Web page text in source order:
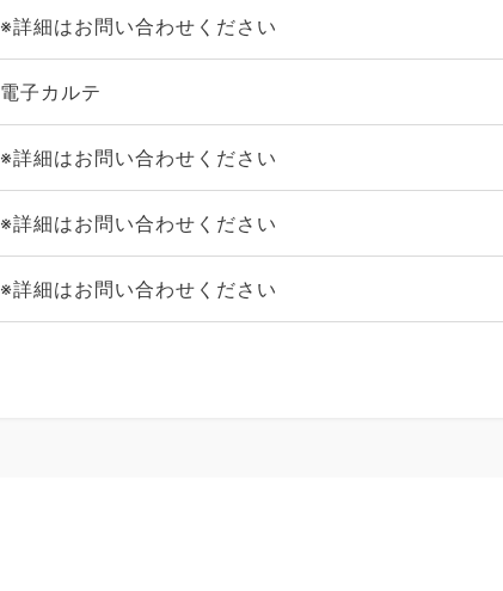
※詳細はお問い合わせください
電子カルテ
※詳細はお問い合わせください
※詳細はお問い合わせください
※詳細はお問い合わせください